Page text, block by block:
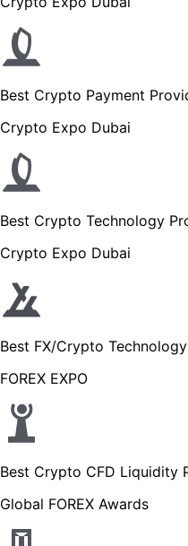
Best Crypto Payment
Crypto Expo Dubai
Best Crypto Technology
Crypto Expo Dubai
Best FX/Crypto
FOREX EXPO
Best Crypto CFD Liquidity
Global FOREX Awards